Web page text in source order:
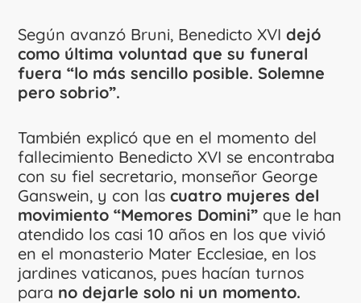
Según avanzó Bruni, Benedicto XVIdejó
como última voluntad que su funeral
fuera “lo más sencillo posible. Solemne
pero sobrio”.
También explicó que en el momento del
fallecimiento Benedicto XVI se encontraba
con su fiel secretario, monseñor George
Ganswein, y con lascuatro mujeres del
movimiento “Memores Domini” que le han
atendido los casi 10 años en los que vivió
en el monasterio Mater Ecclesiae, en los
jardines vaticanos, pues hacían turnos
para no dejarle solo ni un momento.